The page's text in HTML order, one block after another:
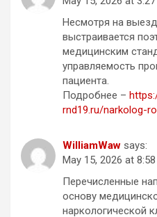
Несмотря на
выстраивается
медицинским
управляемость
пациента.
Подробнее –
rnd19.ru/narkolog-
WilliamWaw says:
May 15, 2026 at
Перечисленные
основу
наркологической